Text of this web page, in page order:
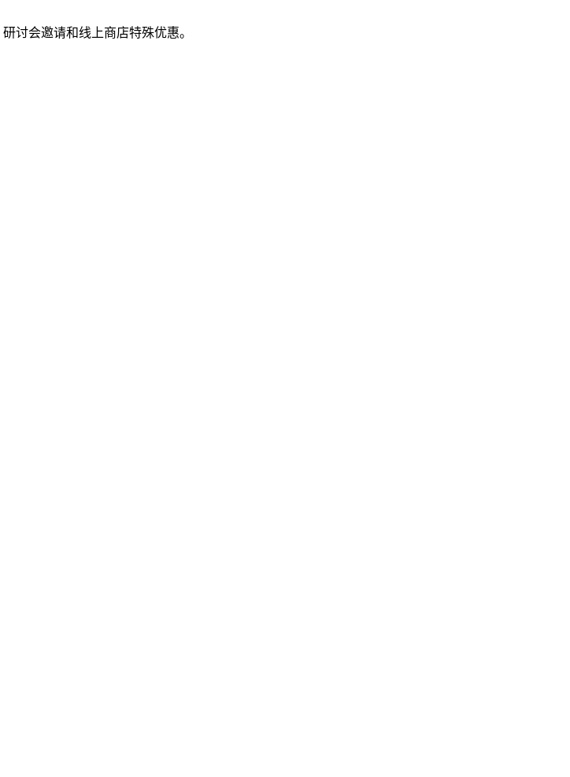
讨会邀请和线上商店特殊优惠。